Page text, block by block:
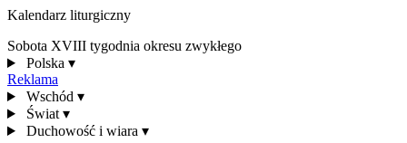
Kalendarz liturgiczny
Sobota XVIII tygodnia okresu zwykłego
Polska ▾
Reklama
Wschód ▾
Świat ▾
Duchowość i wiara ▾